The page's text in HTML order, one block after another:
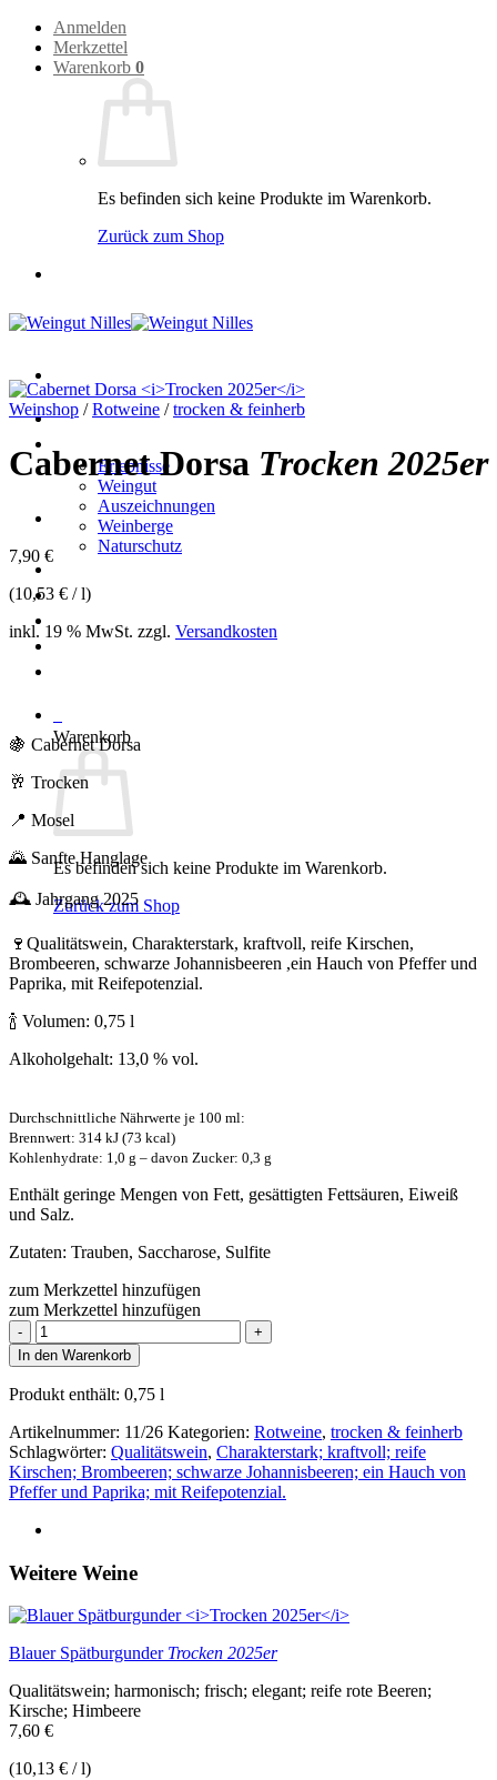
Zum
Inhalt
springen
Anmelden
Merkzettel
Warenkorb 0
Es befinden sich keine Produkte im Warenkorb.
Zurück zum Shop
Home
Erlebnisse
Weingut
Auszeichnungen
Weinberge
Naturschutz
Urlaub
Warenkorb
Es befinden sich keine Produkte im Warenkorb.
Zurück zum Shop
Weinshop / Rotweine / trocken & feinherb
Cabernet Dorsa Trocken 2025er
7,90 €
(10,53 € /l)
inkl. 19 % MwSt. zzgl. Versandkosten
🍇 Cabernet Dorsa
🥂 Trocken
📍 Mosel
🌄 Sanfte Hanglage
🕰️ Jahrgang 2025
🍷Qualitätswein, Charakterstark, kraftvoll, reife Kirschen,
Brombeeren, schwarze Johannisbeeren ,ein Hauch von Pfeffer und
Paprika, mit Reifepotenzial.
🍾 Volumen: 0,75 l
Alkoholgehalt: 13,0 % vol.
Durchschnittliche Nährwerte je 100 ml:
Brennwert: 314 kJ (73 kcal)
Kohlenhydrate: 1,0 g – davon Zucker: 0,3 g
Enthält geringe Mengen von Fett, gesättigten Fettsäuren, Eiweiß
und Salz.
Zutaten: Trauben, Saccharose, Sulfite
zum Merkzettel hinzufügen
zum Merkzettel hinzufügen
Cabernet
Dorsa
Trocken
2025er
In den Warenkorb
Produkt enthält: 0,75 l
Artikelnummer: 11/26 Kategorien: Rotweine, trocken & feinherb
Schlagwörter: Qualitätswein, Charakterstark; kraftvoll; reife
Kirschen; Brombeeren; schwarze Johannisbeeren; ein Hauch von
Pfeffer und Paprika; mit Reifepotenzial.
Weitere Weine
Blauer Spätburgunder Trocken 2025er
Qualitätswein; harmonisch; frisch; elegant; reife rote Beeren;
Kirsche; Himbeere
7,60 €
(10,13 € /l)